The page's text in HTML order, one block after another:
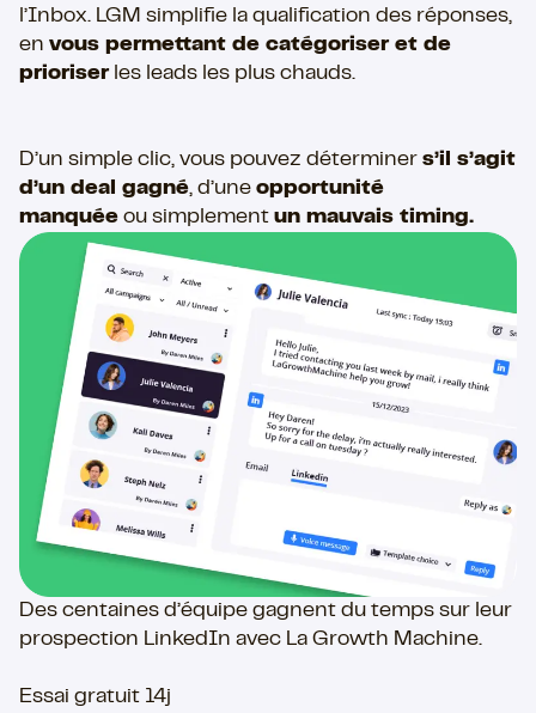
l’Inbox. LGM simplifie la qualification des réponses,
en vous permettant de catégoriser et de
prioriserles leads les plus chauds.
D’un simple clic, vous pouvez déterminer s’il s’agit
d’un deal gagné, d’une opportunité
manquée ou simplement un mauvais timing.
Des centaines d’équipe gagnent du temps sur leur
prospection LinkedIn avec La Growth Machine.​
Essai gratuit 14j